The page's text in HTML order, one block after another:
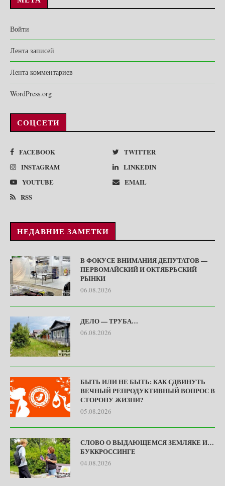
Войти
Лента записей
Лента комментариев
WordPress.org
СОЦСЕТИ
FACEBOOK
TWITTER
INSTAGRAM
LINKEDIN
YOUTUBE
EMAIL
RSS
НЕДАВНИЕ ЗАМЕТКИ
В ФОКУСЕ ВНИМАНИЯ ДЕПУТАТОВ —
ПЕРВОМАЙСКИЙ И ОКТЯБРЬСКИЙ
РЫНКИ
06.08.2026
ДЕЛО — ТРУБА…
06.08.2026
БЫТЬ ИЛИ НЕ БЫТЬ: КАК СДВИНУТЬ
ВЕЧНЫЙ РЕПРОДУКТИВНЫЙ ВОПРОС В
СТОРОНУ ЖИЗНИ?
05.08.2026
СЛОВО О ВЫДАЮЩЕМСЯ ЗЕМЛЯКЕ И…
БУККРОССИНГЕ
04.08.2026